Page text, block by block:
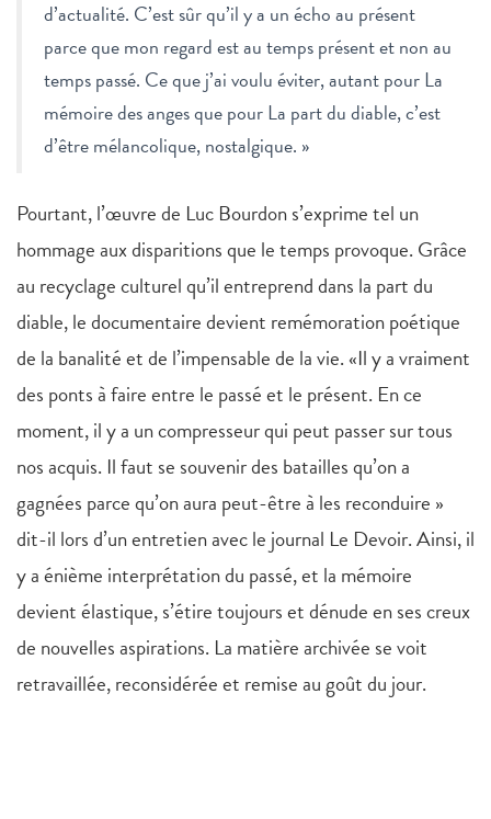
d’actualité. C’est sûr qu’il y a un écho au présent
parce que mon regard est au temps présent et non au
temps passé. Ce que j’ai voulu éviter, autant pour La
mémoire des anges que pour La part du diable, c’est
d’être mélancolique, nostalgique. »
Pourtant, l’œuvre de Luc Bourdon s’exprime tel un
hommage aux disparitions que le temps provoque. Grâce
au recyclage culturel qu’il entreprend dans la part du
diable, le documentaire devient remémoration poétique
de la banalité et de l’impensable de la vie. «Il y a vraiment
des ponts à faire entre le passé et le présent. En ce
moment, il y a un compresseur qui peut passer sur tous
nos acquis. Il faut se souvenir des batailles qu’on a
gagnées parce qu’on aura peut-être à les reconduire »
dit-il lors d’un entretien avec le journal Le Devoir. Ainsi, il
y a énième interprétation du passé, et la mémoire
devient élastique, s’étire toujours et dénude en ses creux
de nouvelles aspirations. La matière archivée se voit
retravaillée, reconsidérée et remise au goût du jour.